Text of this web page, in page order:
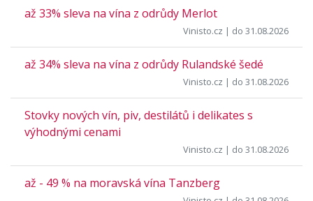
až 33% sleva na vína z odrůdy Merlot
Vinisto.cz | do 31.08.2026
až 34% sleva na vína z odrůdy Rulandské šedé
Vinisto.cz | do 31.08.2026
Stovky nových vín, piv, destilátů i delikates s
výhodnými cenami
Vinisto.cz | do 31.08.2026
až - 49 % na moravská vína Tanzberg